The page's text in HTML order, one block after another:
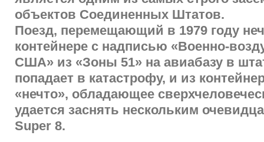
объектов Соединенных Штатов.
Поезд, перемещающий в 1979 году
контейнере с надписью «Военно-
США» из «Зоны 51» на авиабазу в
попадает в катастрофу, и из
«нечто», обладающее
удается заснять нескольким
Super 8.